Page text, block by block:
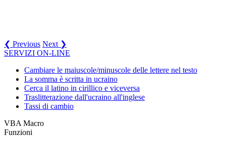
❮ Previous Next ❯
SERVIZI ON-LINE
Cambiare le maiuscole/minuscole delle lettere nel testo
La somma è scritta in ucraino
Cerca il latino in cirillico e viceversa
Traslitterazione dall'ucraino all'inglese
Tassi di cambio
VBA Macro
Funzioni